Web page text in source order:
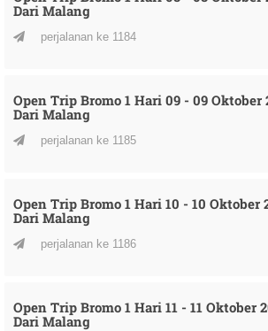
Dari Malang
perjalanan ke 1184
Open Trip Bromo 1 Hari 09 - 09 Oktober
Dari Malang
perjalanan ke 1185
Open Trip Bromo 1 Hari 10 - 10 Oktober
Dari Malang
perjalanan ke 1186
Open Trip Bromo 1 Hari 11 - 11 Oktober
Dari Malang